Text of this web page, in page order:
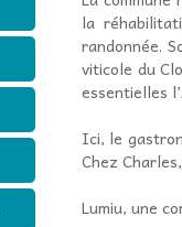
la
randonnée.
viticole du
essentielles
Ici, le
Chez
Lumiu, une